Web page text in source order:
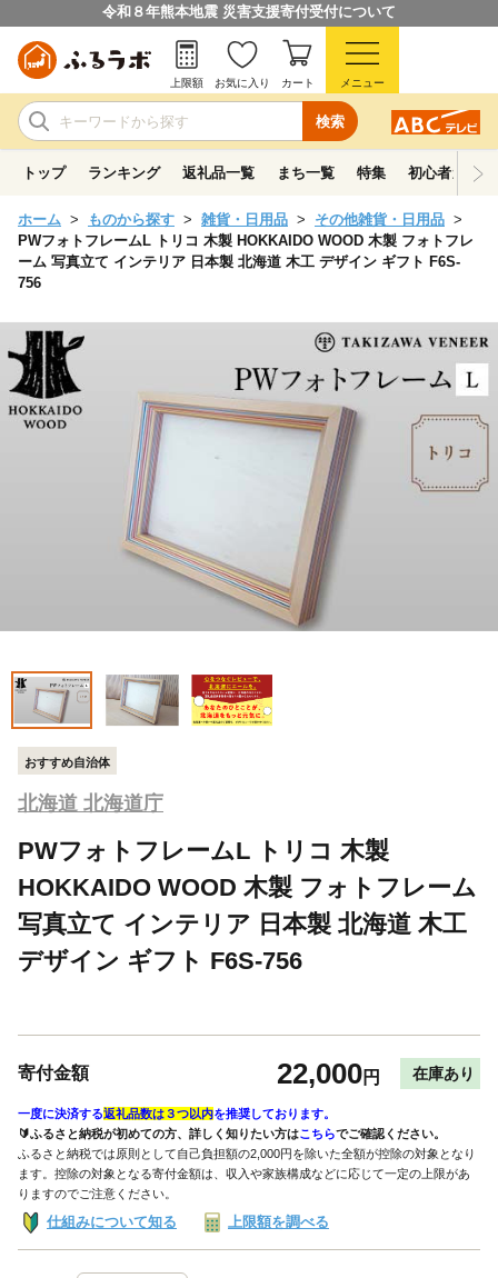
令和８年熊本地震 災害支援寄付受付について
検索
上限額 お気に入り カート メニュー
トップ ランキング 返礼品一覧 まち一覧 特集 初心者ガイド
ホーム ものから探す 雑貨・日用品
その他雑貨・日用品
PWフォトフレームL トリコ 木製 HOKKAIDO WOOD 木製 フォトフレ
ーム 写真立て インテリア 日本製 北海道 木工 デザイン ギフト F6S-
756
おすすめ自治体
北海道 北海道庁
PWフォトフレームL トリコ 木製
HOKKAIDO WOOD 木製 フォトフレーム
写真立て インテリア 日本製 北海道 木工
デザイン ギフト F6S-756
寄付金額 22,000円 在庫あり
一度に決済する返礼品数は３つ以内を推奨しております。
🔰ふるさと納税が初めての方、詳しく知りたい方はこちらでご確認ください。
ふるさと納税では原則として自己負担額の2,000円を除いた全額が控除の対象となり
ます。控除の対象となる寄付金額は、収入や家族構成などに応じて一定の上限があ
りますのでご注意ください。
仕組みについて知る 上限額を調べる